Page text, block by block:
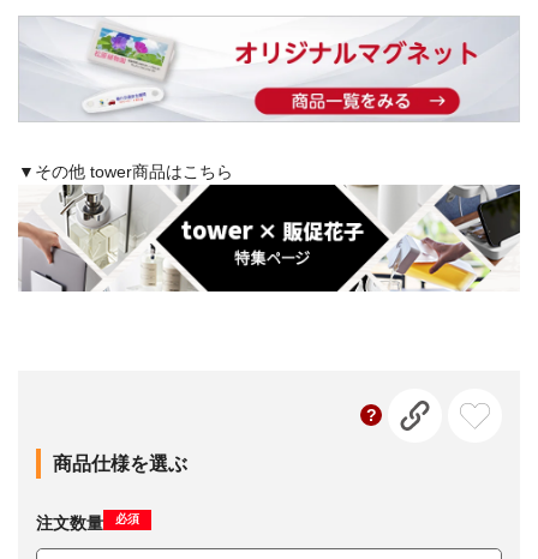
▼その他 tower商品はこちら
商品仕様を選ぶ
注文数量 必須